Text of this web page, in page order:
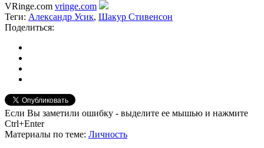
VRinge.com vringe.com
Теги: Александр Усик, Шакур Стивенсон
Поделиться:
Если Вы заметили ошибку - выделите ее мышью и нажмите
Ctrl+Enter
Материалы по теме: Личность